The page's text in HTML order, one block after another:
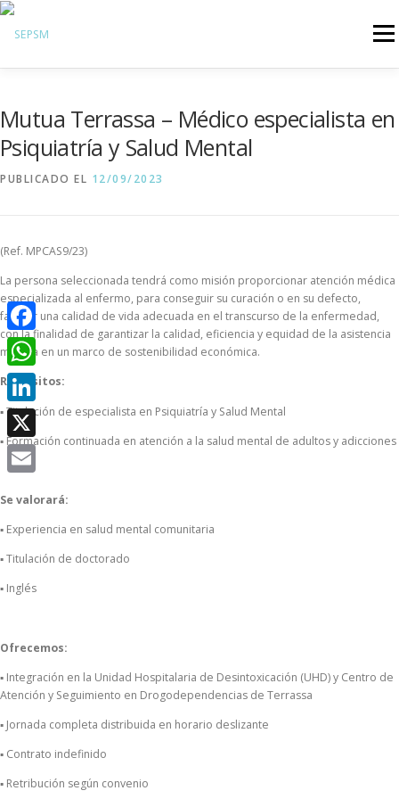
Menú
Sobre la SEPSM
Psiquiatras y residentes
Mutua Terrassa – Médico especialista en
Psiquiatría y Salud Mental
PUBLICADO EL 12/09/2023
(Ref. MPCAS9/23)
La persona seleccionada tendrá como misión proporcionar atención médica
especializada al enfermo, para conseguir su curación o en su defecto,
facilitar una calidad de vida adecuada en el transcurso de la enfermedad,
con la finalidad de garantizar la calidad, eficiencia y equidad de la asistencia
médica en un marco de sostenibilidad económica.
Requisitos:
▪ Titulación de especialista en Psiquiatría y Salud Mental
▪ Formación continuada en atención a la salud mental de adultos y adicciones
Se valorará:
▪ Experiencia en salud mental comunitaria
▪ Titulación de doctorado
▪ Inglés
Ofrecemos:
▪ Integración en la Unidad Hospitalaria de Desintoxicación (UHD) y Centro de
Atención y Seguimiento en Drogodependencias de Terrassa
▪ Jornada completa distribuida en horario deslizante
▪ Contrato indefinido
▪ Retribución según convenio
Facebook
WhatsApp
LinkedIn
X